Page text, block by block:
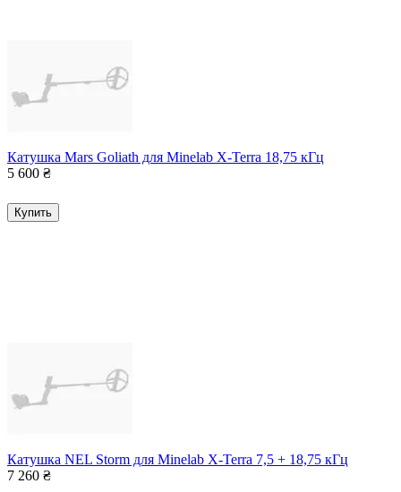
Катушка Mars Goliath для Minelab X-Terra 18,75 кГц
5 600 ₴
Купить
Катушка NEL Storm для Minelab X-Terra 7,5 + 18,75 кГц
7 260 ₴